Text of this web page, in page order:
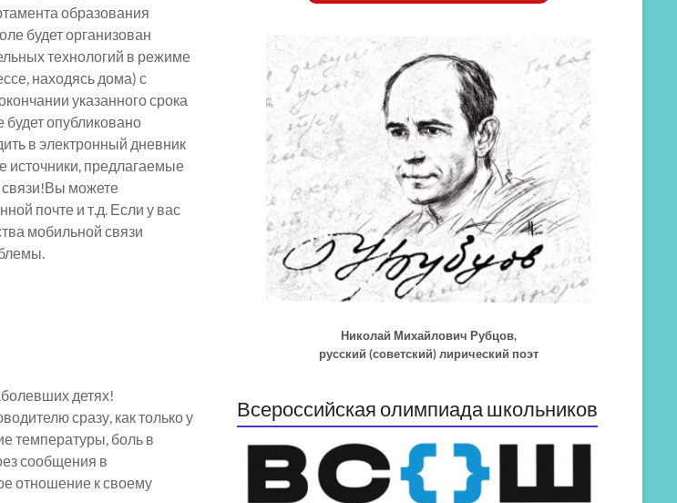
образования
будет организован
технологий в режиме
находясь дома) с
указанного срока
опубликовано
в электронный дневник
источники, предлагаемые
можете
почте и т.д. Если у вас
мобильной связи
детях!
сразу, как только у
температуры, боль в
сообщения в
отношение к своему
Николай Михайлович Рубцов,
русский (советский) лирический поэт
Всероссийская олимпиада школьников